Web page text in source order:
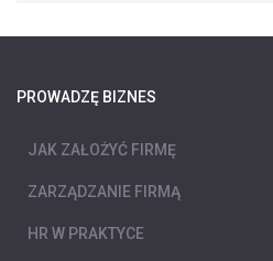
PROWADZĘ BIZNES
JAK ZAŁOŻYĆ FIRMĘ
ZARZĄDZANIE FIRMĄ
HR W PRAKTYCE